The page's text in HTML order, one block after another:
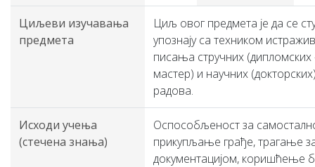
Циљеви изучавања
предмета
Циљ овог предмета је да се
упознају са техником
писања стручних (дипломских
мастер) и научних
радова.
Исходи учења
(стечена знања)
Оспособљеност за
прикупљање грађе, трагање
документацијом, коришћење